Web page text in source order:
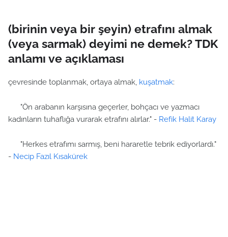
(birinin veya bir şeyin) etrafını almak
(veya sarmak) deyimi ne demek? TDK
anlamı ve açıklaması
çevresinde toplanmak, ortaya almak, kuşatmak:
"Ön arabanın karşısına geçerler, bohçacı ve yazmacı
kadınların tuhaflığa vurarak etrafını alırlar." - Refik Halit Karay
"Herkes etrafımı sarmış, beni hararetle tebrik ediyorlardı."
- Necip Fazıl Kısakürek